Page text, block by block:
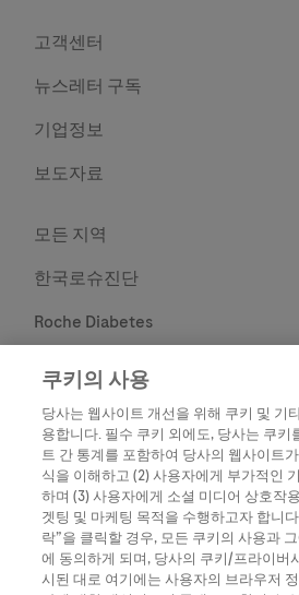
고객센터
뉴스레터 구독
기업정보
보도자료
모든 지역
한국로슈진단
Roche Diabetes
Roche
쿠키의 사용
당사는 웹사이트 개선을 위해 쿠키 및 기
용합니다. 필수 쿠키 외에도, 당사는 쿠키
트 간 통계를 포함하여 당사의 웹사이트
식을 이해하고 (2) 사용자에게 부가적인
하며 (3) 사용자에게 소셜 미디어 상호작
겟팅 및 마케팅 목적을 수행하고자 합니
락”을 클릭할 경우, 모든 쿠키의 사용과
에 동의하게 되며, 당사의 쿠키/프라이버
시된 대로 여기에는 사용자의 브라우저